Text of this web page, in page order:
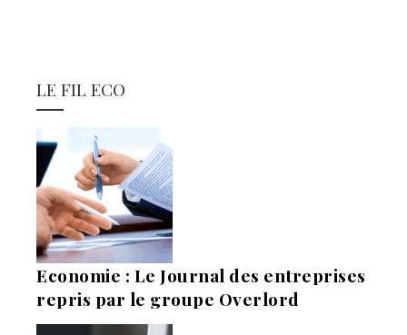
LE FIL ECO
Economie : Le Journal des entreprises
repris par le groupe Overlord